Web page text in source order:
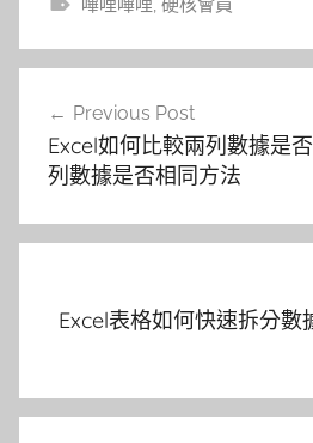
嗶哩嗶哩, 硬核會員
導
覽
Previous Post
Excel如何比較兩列數據是
列數據是否相同方法
Excel表格如何快速拆分數